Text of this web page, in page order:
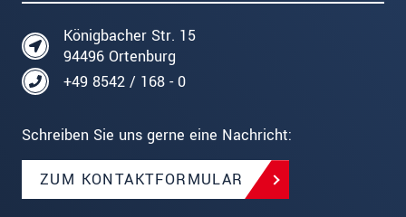
Königbacher Str. 15
94496 Ortenburg
+49 8542 / 168 - 0
Schreiben Sie uns gerne eine Nachricht:
ZUM KONTAKTFORMULAR